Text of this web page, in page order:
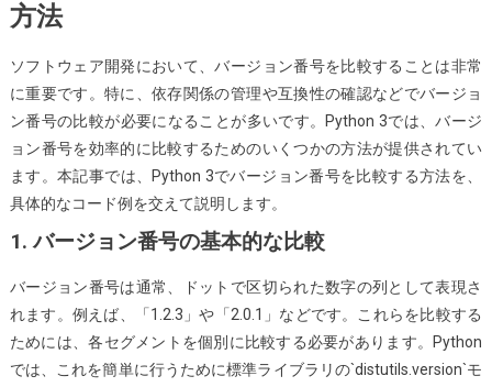
ー
ジ
ョ
ン
番
較
す
る
方
方法
ソフトウェア開発において、バージョン番号を比較することは非常
に重要です。特に、依存関係の管理や互換性の確認などでバージョ
ン番号の比較が必要になることが多いです。Python 3では、バージ
ョン番号を効率的に比較するためのいくつかの方法が提供されてい
ます。本記事では、Python 3でバージョン番号を比較する方法を、
具体的なコード例を交えて説明します。
1. バージョン番号の基本的な比較
バージョン番号は通常、ドットで区切られた数字の列として表現さ
れます。例えば、「1.2.3」や「2.0.1」などです。これらを比較する
ためには、各セグメントを個別に比較する必要があります。Python
では、これを簡単に行うために標準ライブラリの`distutils.version`モ